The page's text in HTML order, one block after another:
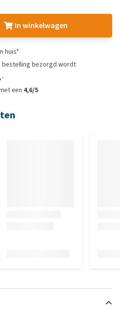
In winkelwagen
huis*
bestelling bezorgd wordt
een 4,6/5